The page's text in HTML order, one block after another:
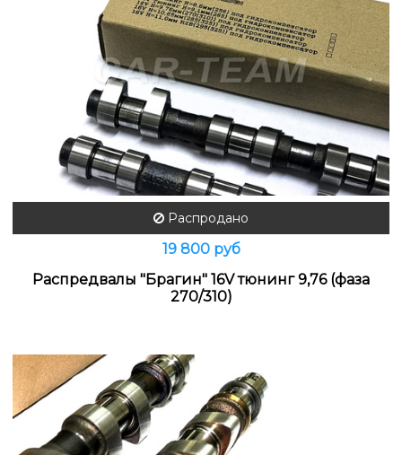
Распродано
19 800 руб
Распредвалы "Брагин" 16V тюнинг 9,76 (фаза
270/310)